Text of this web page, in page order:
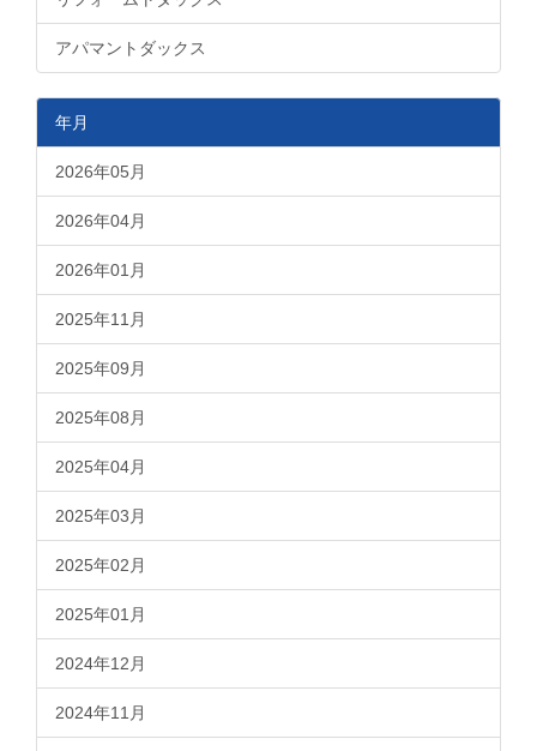
アパマントダックス
年月
2026年05月
2026年04月
2026年01月
2025年11月
2025年09月
2025年08月
2025年04月
2025年03月
2025年02月
2025年01月
2024年12月
2024年11月